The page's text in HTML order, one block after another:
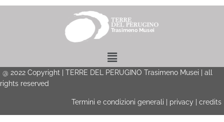
Menu
@ 2022 Copyright | TERRE DEL PERUGINO Trasimeno Musei | all
rights reserved
Termini e condizioni generali privacy credits